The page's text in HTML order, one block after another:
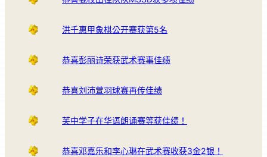
洪千惠甲象棋公开赛获第5名
恭喜彭丽诗荣获武术赛事佳绩
恭喜刘沛萱羽球赛再传佳绩
芙中学子在华语朗诵赛等获佳绩！
恭喜邓嘉乐和李心琳在武术赛收获3金2银！